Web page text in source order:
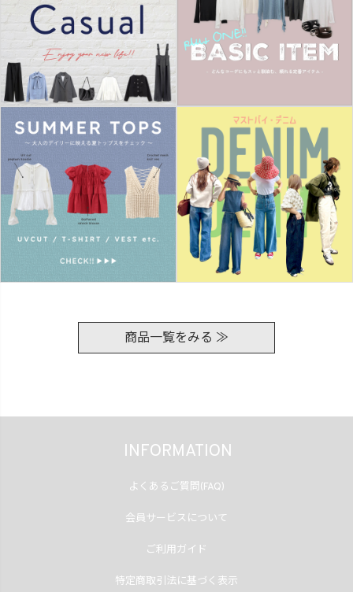
商品一覧をみる ≫
INFORMATION
よくあるご質問(FAQ)
会員サービスについて
ご利用ガイド
特定商取引法に基づく表示